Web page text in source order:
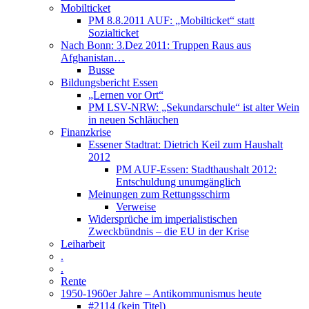
Mobilticket
PM 8.8.2011 AUF: „Mobilticket“ statt
Sozialticket
Nach Bonn: 3.Dez 2011: Truppen Raus aus
Afghanistan…
Busse
Bildungsbericht Essen
„Lernen vor Ort“
PM LSV-NRW: „Sekundarschule“ ist alter Wein
in neuen Schläuchen
Finanzkrise
Essener Stadtrat: Dietrich Keil zum Haushalt
2012
PM AUF-Essen: Stadthaushalt 2012:
Entschuldung unumgänglich
Meinungen zum Rettungsschirm
Verweise
Widersprüche im imperialistischen
Zweckbündnis – die EU in der Krise
Leiharbeit
.
.
Rente
1950-1960er Jahre – Antikommunismus heute
#2114 (kein Titel)